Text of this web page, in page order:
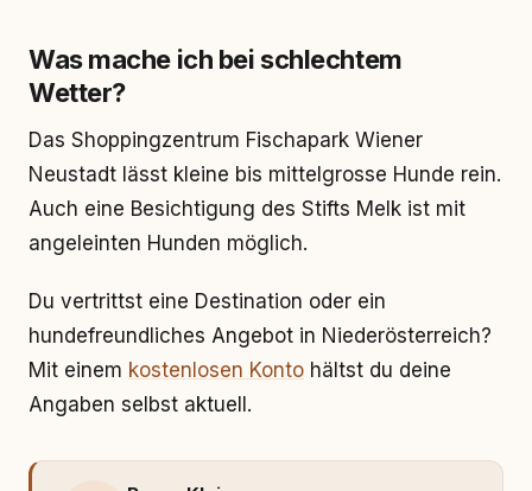
Was mache ich bei schlechtem
Wetter?
Das Shoppingzentrum Fischapark Wiener
Neustadt lässt kleine bis mittelgrosse Hunde rein.
Auch eine Besichtigung des Stifts Melk ist mit
angeleinten Hunden möglich.
Du vertrittst eine Destination oder ein
hundefreundliches Angebot in Niederösterreich?
Mit einem kostenlosen Konto hältst du deine
Angaben selbst aktuell.